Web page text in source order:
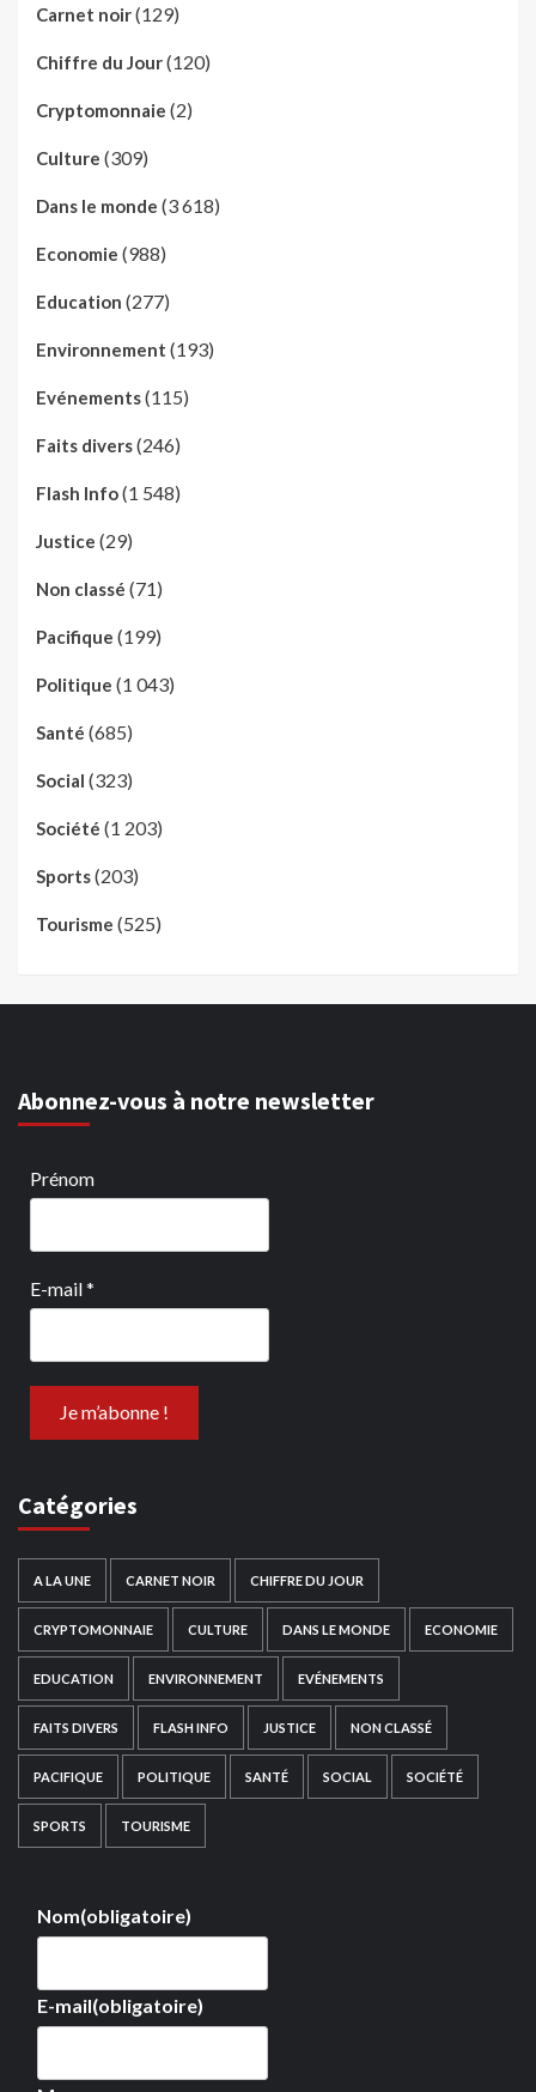
Carnet noir(129)
Chiffre du Jour(120)
Cryptomonnaie (2)
Culture (309)
Dans le monde (3 618)
Economie (988)
Education (277)
Environnement (193)
Evénements(115)
Faits divers(246)
Flash Info(1 548)
Justice (29)
Non classé (71)
Pacifique (199)
Politique (1 043)
Santé (685)
Social (323)
Société (1 203)
Sports(203)
Tourisme (525)
Abonnez-vous à notre newsletter
Prénom
E-mail*
Catégories
A LA UNE CARNET NOIR CHIFFRE DU JOUR
CRYPTOMONNAIE CULTURE DANS LE MONDE ECONOMIE
EDUCATION ENVIRONNEMENT EVÉNEMENTS
FAITS DIVERS FLASH INFO JUSTICE NON CLASSÉ
PACIFIQUE POLITIQUE SANTÉ SOCIAL SOCIÉTÉ
SPORTS TOURISME
Nom(obligatoire)
E-mail(obligatoire)